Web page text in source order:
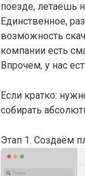
поезде, летаешь
Единственное,
возможность
компании есть
Впрочем, у нас
Если кратко:
собирать
Этап 1. Создаём